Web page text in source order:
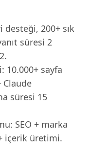
200+ sık
süresi 2
10.000+ sayfa
Claude
süresi 15
SEO + marka
içerik üretimi.